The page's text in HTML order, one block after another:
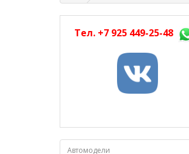
Тел. +7 925 449-25-48
Автомодели